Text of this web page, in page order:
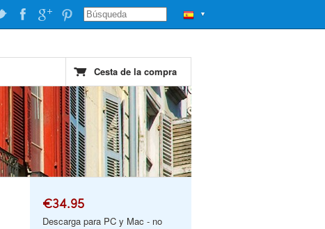
▼
Cesta de la compra
€34.95
Descarga para PC y Mac - no